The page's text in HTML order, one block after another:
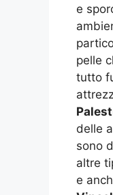
e
pelle
tutto
delle
sono
altre
e